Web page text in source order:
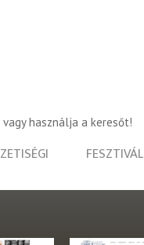
használja a keresőt!
FESZTIVÁL